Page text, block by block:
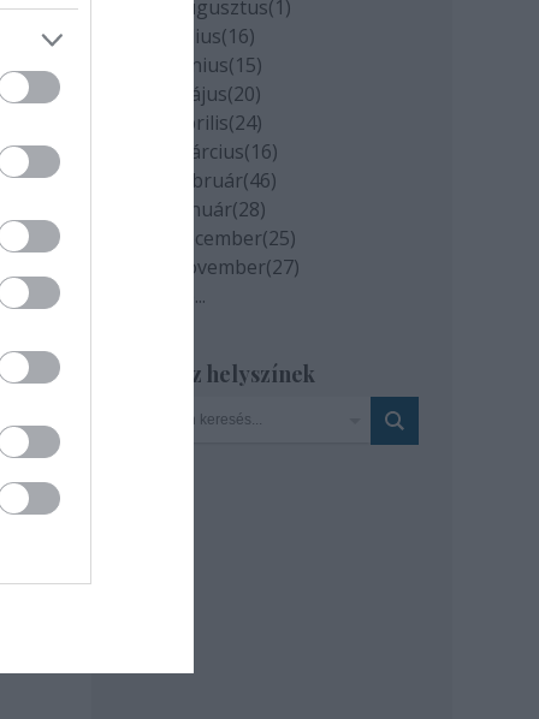
2020 augusztus(1)
2020 július(16)
2020 június(15)
2020 május(20)
2020 április(24)
2020 március(16)
2020 február(46)
2020 január(28)
2019 december(25)
2019 november(27)
...
Szinház helyszínek